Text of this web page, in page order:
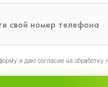
я даю согласие на обработку